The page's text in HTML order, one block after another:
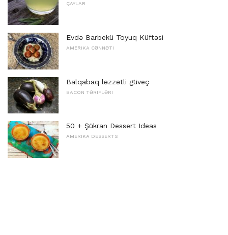
ÇAYLAR
Evdə Barbekü Toyuq Küftəsi
AMERIKA CƏNNƏTI
Balqabaq ləzzətli güveç
BACON TƏRIFLƏRI
50 + Şükran Dessert Ideas
AMERIKA DESSERTS